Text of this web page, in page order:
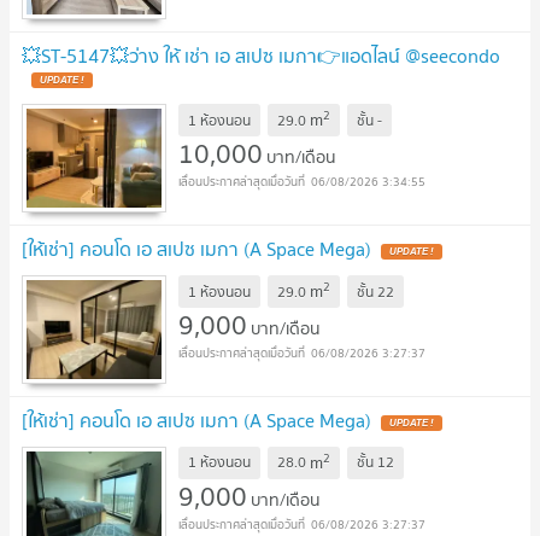
💥ST-5147💥ว่าง ให้ เช่า เอ สเปซ เมกา👉แอดไลน์ @seecondo
1 ห้องนอน 29.0 m2 ชั้น-
10,000 บาท/เดือน
06/08/2026 3:34:55
[ให้เช่า] คอนโด เอ สเปซ เมกา (A Space Mega)
1 ห้องนอน 29.0 m2 ชั้น22
9,000 บาท/เดือน
06/08/2026 3:27:37
[ให้เช่า] คอนโด เอ สเปซ เมกา (A Space Mega)
1 ห้องนอน 28.0 m2 ชั้น 12
9,000 บาท/เดือน
06/08/2026 3:27:37